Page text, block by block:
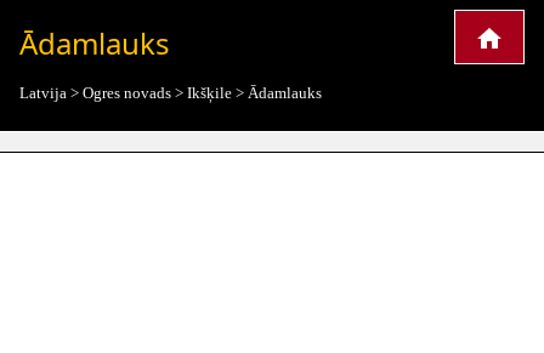
Ādamlauks
Latvija > Ogres novads > Ikšķile > Ādamlauks